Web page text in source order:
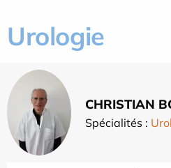
Urologie
CHRISTIAN
Spécialités :